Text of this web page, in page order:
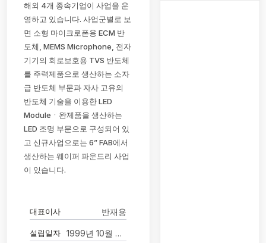
해외 4개 종속기업이 사업을 운
영하고 있습니다. 사업군별로 보
면 소형 마이크로폰용 ECM 반
도체, MEMS Microphone, 전자
기기의 회로보호용 TVS 반도체
를 주력제품으로 생산하는 소자
급 반도체 부문과 자사 고유의
반도체 기술을 이용한 LED
Moduleㆍ완제품을 생산하는
LED 조명 부문으로 구성되어 있
고 신규사업으로는 6” FAB에서
생산하는 웨이퍼 파운드리 사업
이 있습니다.
대표이사 반재용
설립일자 1999년 10월 22일